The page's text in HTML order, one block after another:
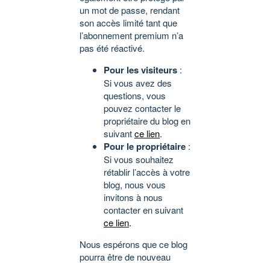
un mot de passe, rendant
son accès limité tant que
l’abonnement premium n’a
pas été réactivé.
Pour les visiteurs :
Si vous avez des
questions, vous
pouvez contacter le
propriétaire du blog en
suivantce lien.
Pour le propriétaire :
Si vous souhaitez
rétablir l’accès à votre
blog, nous vous
invitons à nous
contacter en suivant
ce lien.
Nous espérons que ce blog
pourra être de nouveau